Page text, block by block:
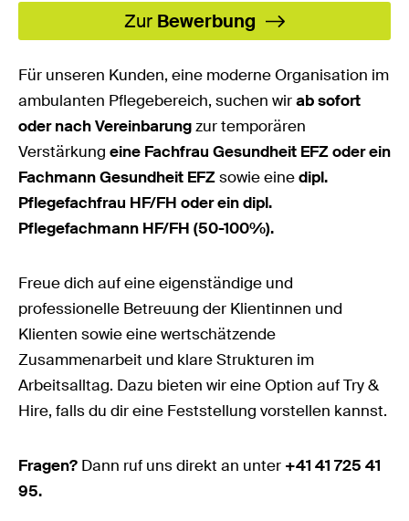
Zur Bewerbung
Für unseren Kunden, eine moderne Organisation im
ambulanten Pflegebereich, suchen wirab sofort
oder nach Vereinbarungzur temporären
Verstärkung eine Fachfrau Gesundheit EFZ oder ein
Fachmann Gesundheit EFZsowie einedipl.
Pflegefachfrau HF/FH oder ein dipl.
Pflegefachmann HF/FH (50-100%).
Freue dich auf eine eigenständige und
professionelle Betreuung der Klientinnen und
Klienten sowie eine wertschätzende
Zusammenarbeit und klare Strukturen im
Arbeitsalltag. Dazu bieten wir eine Option auf Try &
Hire, falls du dir eine Feststellung vorstellen kannst.
Fragen? Dann ruf uns direkt an unter +41 41 725 41
95.